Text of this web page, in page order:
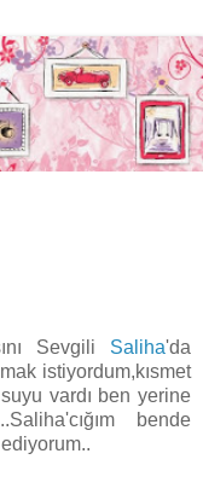
Sevgili Saliha'da
istiyordum,kısmet
vardı ben yerine
bende